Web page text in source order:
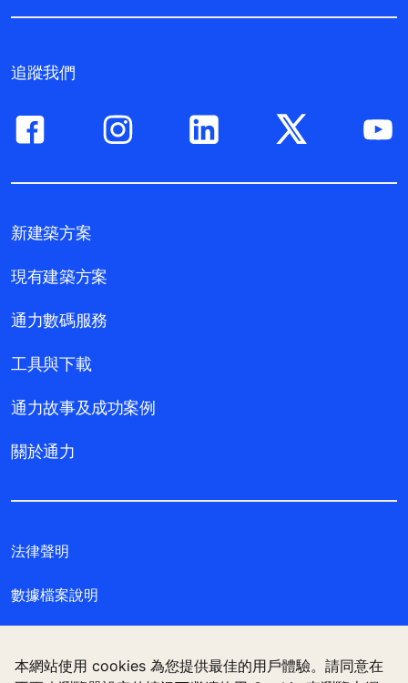
本網站使用 cookies 為您提供最佳的用戶體驗。請同意在
追蹤我們
新建築方案
現有建築方案
通力數碼服務
工具與下載
通力故事及成功案例
關於通力
法律聲明
數據檔案說明